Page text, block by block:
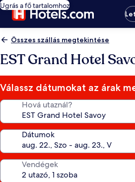
Ugrás a fő tartalomhoz
Összes szállás megtekintése
EST Grand Hotel
Válassz dátumokat az árak
Hová utaznál?
Dátumok
Vendégek